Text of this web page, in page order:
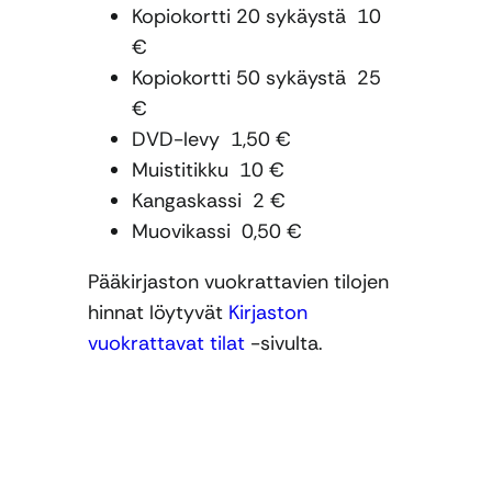
Kopiokortti 20 sykäystä 10
€
Kopiokortti 50 sykäystä 25
€
DVD-levy 1,50 €
Muistitikku 10 €
Kangaskassi 2 €
Muovikassi 0,50 €
Pääkirjaston vuokrattavien tilojen
hinnat löytyvät Kirjaston
vuokrattavat tilat -sivulta.